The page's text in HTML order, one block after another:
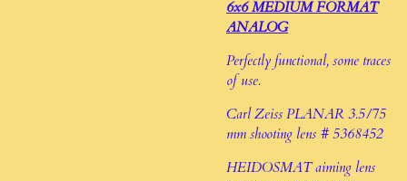
6x6 MEDIUM FORMAT
ANALOG
Perfectly functional, some traces
of use.
Carl Zeiss PLANAR 3.5/75
mm shooting lens # 5368452
HEIDOSMAT aiming lens